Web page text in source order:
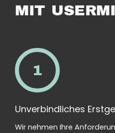
MIT
1
Unverbindliches
Wir nehmen Ihre